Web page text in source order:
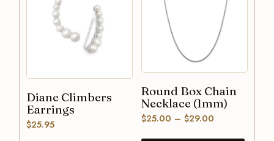
Diane Climbers
Earrings
$25.95
Round Box Chain
Necklace (1mm)
$25.00 – $29.00